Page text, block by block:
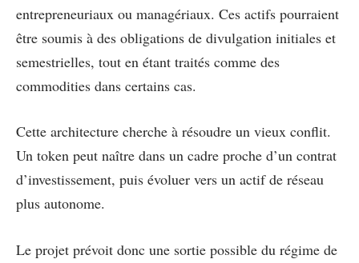
entrepreneuriaux ou managériaux. Ces actifs pourraient
être soumis à des obligations de divulgation initiales et
semestrielles, tout en étant traités comme des
commodities dans certains cas.
Cette architecture cherche à résoudre un vieux conflit.
Un token peut naître dans un cadre proche d’un contrat
d’investissement, puis évoluer vers un actif de réseau
plus autonome.
Le projet prévoit donc une sortie possible du régime de